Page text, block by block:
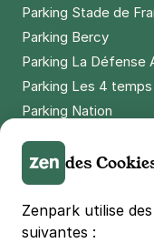
Parking Stade de
Parking Bercy
Parking La Défense
Parking Les 4 temps
Parking Nation
Parking Lille Grand
Parking Euralille
Parking Casino
des
Zenpark utilise
suivantes :